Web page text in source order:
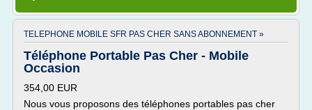
TELEPHONE MOBILE SFR PAS CHER SANS ABONNEMENT »
Téléphone Portable Pas Cher - Mobile
Occasion
354,00 EUR
Nous vous proposons des téléphones portables pas cher